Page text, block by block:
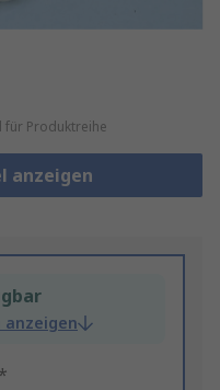
Produktreihe
anzeigen
anzeigen